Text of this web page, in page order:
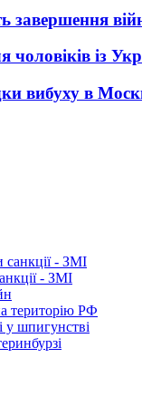
завершення
із
вибуху в
- ЗМІ
територію РФ
у шпигунстві